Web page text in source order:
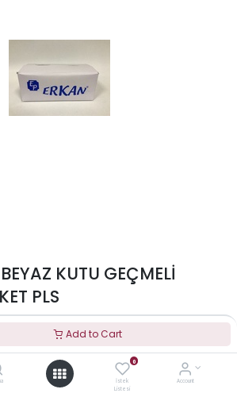
Add to Cart
0
İstek
Listesi
Account
KUTU GEÇMELİ
PLS